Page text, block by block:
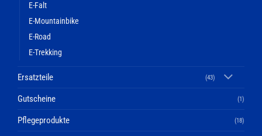
E-Falt
E-Mountainbike
E-Road
E-Trekking
Ersatzteile (43)
Gutscheine (1)
Pflegeprodukte (18)